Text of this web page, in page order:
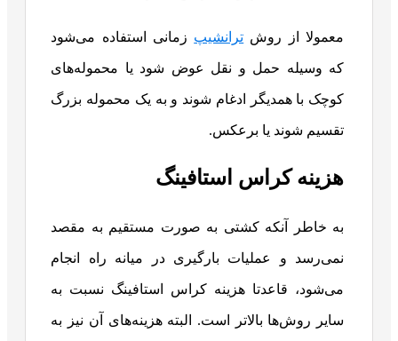
معمولا از روش ترانشیپ زمانی استفاده می‌شود
که وسیله حمل و نقل عوض شود یا محموله‌های
کوچک با همدیگر ادغام شوند و به یک محموله بزرگ
تقسیم شوند یا برعکس.
هزینه کراس استافینگ
به خاطر آنکه کشتی به صورت مستقیم به مقصد
نمی‌رسد و عملیات بارگیری در میانه راه انجام
می‌شود، قاعدتا هزینه کراس استافینگ نسبت به
سایر روش‌ها بالاتر است. البته هزینه‌های آن نیز به